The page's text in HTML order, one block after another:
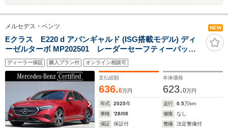
メルセデス・ベンツ NEW
Eクラス E220 d アバンギャルド (ISG搭載モデル) ディ
ーゼルターボ MP202501 レーダーセーフティーパッケ
ージ meコネクト パワーシート シートヒーター
360度カメラ ETC2.0 ナビゲーション TV パークト
ロニックシステム 18インチアルミホイール
ディーラー保証 購入プラン付 オンライン相談可
支払総額
636.6万円
本体価格
623.0万円
年式 2025年 走行 0.5万km
車検
'28/08 修復
なし
保証
保証付 整備
法定整備付